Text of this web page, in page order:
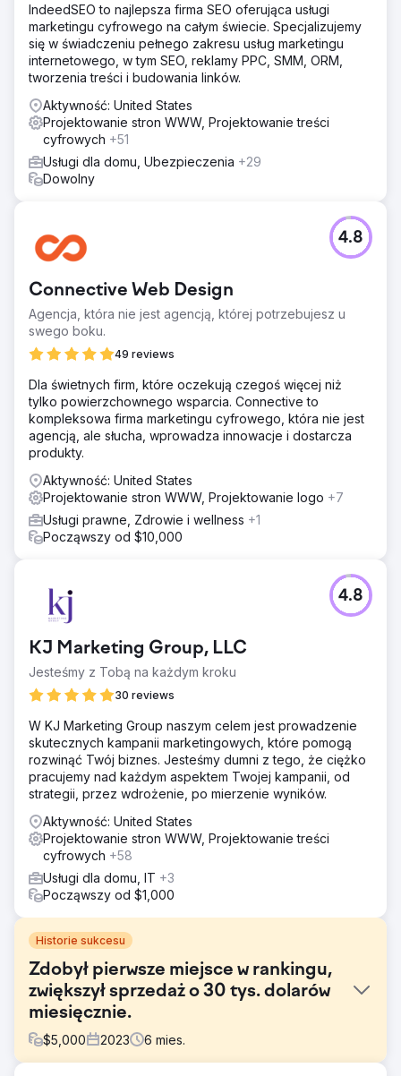
IndeedSEO to najlepsza firma SEO oferująca usługi
marketingu cyfrowego na całym świecie. Specjalizujemy
się w świadczeniu pełnego zakresu usług marketingu
internetowego, w tym SEO, reklamy PPC, SMM, ORM,
tworzenia treści i budowania linków.
Aktywność: United States
Projektowanie stron WWW, Projektowanie treści
cyfrowych +51
Usługi dla domu, Ubezpieczenia +29
Dowolny
Connective Web Design
Agencja, która nie jest agencją, której potrzebujesz u
swego boku.
49 reviews
4.8
Dla świetnych firm, które oczekują czegoś więcej niż
tylko powierzchownego wsparcia. Connective to
kompleksowa firma marketingu cyfrowego, która nie jest
agencją, ale słucha, wprowadza innowacje i dostarcza
produkty.
Aktywność: United States
Projektowanie stron WWW, Projektowanie logo +7
Usługi prawne, Zdrowie i wellness +1
Począwszy od $10,000
KJ Marketing Group, LLC
Jesteśmy z Tobą na każdym kroku
30 reviews
4.8
W KJ Marketing Group naszym celem jest prowadzenie
skutecznych kampanii marketingowych, które pomogą
rozwinąć Twój biznes. Jesteśmy dumni z tego, że ciężko
pracujemy nad każdym aspektem Twojej kampanii, od
strategii, przez wdrożenie, po mierzenie wyników.
Aktywność: United States
Projektowanie stron WWW, Projektowanie treści
cyfrowych +58
Usługi dla domu, IT +3
Począwszy od $1,000
Historie sukcesu
Zdobył pierwsze miejsce w rankingu,
zwiększył sprzedaż o 30 tys. dolarów
miesięcznie.
$5,000 2023 6 mies.